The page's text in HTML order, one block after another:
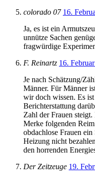
colorado 07 16.
Ja, es ist ein
unnütze Sachen
fragwürdige
F. Reinartz 16.
Je nach Schätzung/
Männer. Für Männer
wir doch wissen. Es
Berichterstattung
Zahl der Frauen
Merke folgenden
obdachlose Frauen
Heizung nicht
den horrenden
Der Zeitzeuge 19.